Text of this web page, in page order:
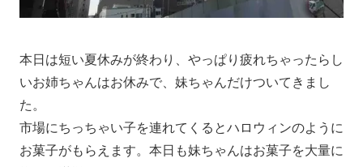
本日は短い夏休みが終わり、やっぱり疲れちゃったらし
いお姉ちゃんはお休みで、妹ちゃんだけついてきまし
た。
市場にちっちゃい子を連れてくるとハロウィンのように
お菓子がもらえます。本日も妹ちゃんはお菓子を大量に